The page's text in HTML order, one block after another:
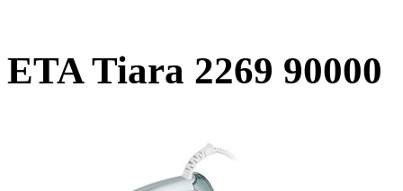
ETA Tiara 2269 90000